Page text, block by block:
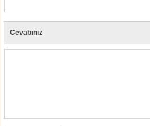
Cevabınız